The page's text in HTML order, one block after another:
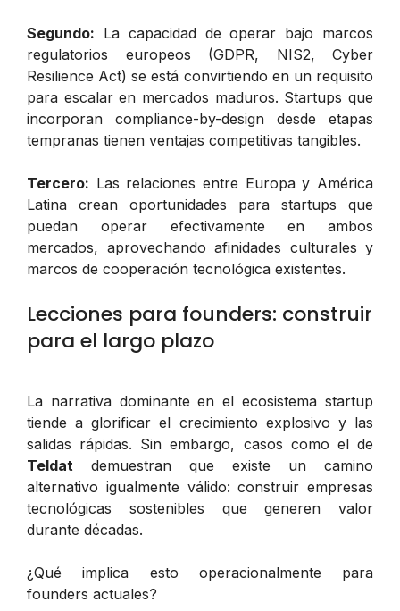
Segundo: La capacidad de operar bajo marcos
regulatorios europeos (GDPR, NIS2, Cyber
Resilience Act) se está convirtiendo en un requisito
para escalar en mercados maduros. Startups que
incorporan compliance-by-design desde etapas
tempranas tienen ventajas competitivas tangibles.
Tercero: Las relaciones entre Europa y América
Latina crean oportunidades para startups que
puedan operar efectivamente en ambos
mercados, aprovechando afinidades culturales y
marcos de cooperación tecnológica existentes.
Lecciones para founders: construir
para el largo plazo
La narrativa dominante en el ecosistema startup
tiende a glorificar el crecimiento explosivo y las
salidas rápidas. Sin embargo, casos como el de
Teldat demuestran que existe un camino
alternativo igualmente válido: construir empresas
tecnológicas sostenibles que generen valor
durante décadas.
¿Qué implica esto operacionalmente para
founders actuales?